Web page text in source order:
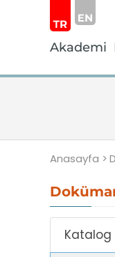
Akademi
Anasayfa >
Katalog